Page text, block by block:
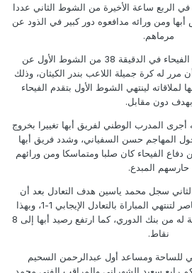
الربع ساعة الأخيرة من الشوط الثاني عددا
ومن ورائه مدافعوه دور كبير في الذود عن
مرماهم.
وقد جاء الهدف الأول لفريق الفيحاء في الدقيقة 38 من الشوط الأول عن
مرر له كرة جميلة اللاعب بندر الكيثان، وذلك
لملاقاته لينتهي الشوط الأول بتقدم الفيحاء
بهدف دون مقابل.
المدرب الوطني لفريق أبها تغييرا بخروج
المهاجم حسن السفياني، وشدد فريق أبها
الفيحاء كان صلبا ومتماسكا ومن ورائهم
حارسهم المبدع.
الشوط الثاني سجل محمد ياسين هدف التعادل بعد أن
استغل كرة وصلته من مربع ناصر لتنتهي المباراة بالتعادل الإيجابي 1-1، وبهذا
يتحقق لفريق الفيحاء أول نقطة له من بنك الدوري، كما ارتفع رصيد أبها إلى 8
نقاط.
للساحة ومساعد أول عبدالرحمن السحيم